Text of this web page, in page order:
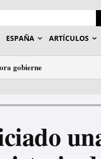
ESPAÑA ARTÍCULOS
gobiernepor el imperialismo y